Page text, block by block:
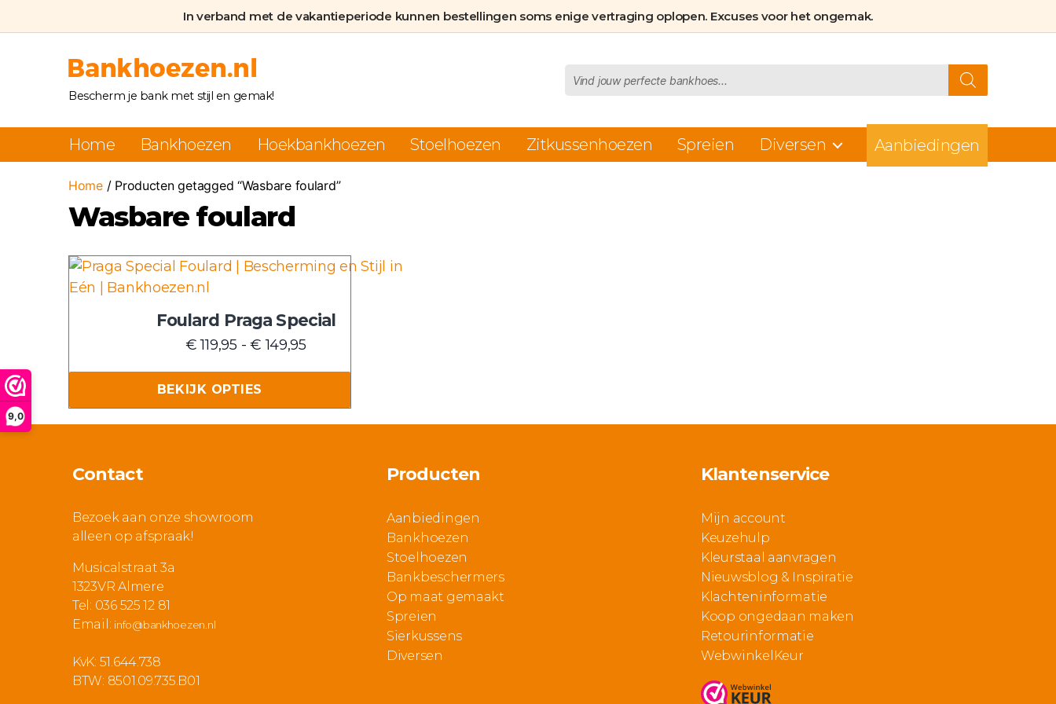
9,0
In verband met de vakantieperiode kunnen bestellingen soms enige vertraging oplopen. Excuses voor het ongemak.
Bankhoezen.nl
Bescherm je bank met stijl en gemak!
zoeken
Home Bankhoezen Hoekbankhoezen Stoelhoezen Zitkussenhoezen Spreien Diversen Aanbiedingen
Home/ Producten getagged “Wasbare foulard”
Wasbare foulard
Foulard Praga Special
€119,95 - € 149,95Prijsklasse:
€ 149,95
BEKIJK OPTIES
Dit
product
Deze
kan
op
productpagina
Contact
Bezoek aan onze showroom
alleen op afspraak!
Musicalstraat 3a
1323VR Almere
Tel: 036 525 12 81
Email: info@bankhoezen.nl
KvK: 51.644.738
BTW: 8501.09.735.B01
Producten
Aanbiedingen
Bankhoezen
Stoelhoezen
Bankbeschermers
Op maat gemaakt
Spreien
Sierkussens
Diversen
Klantenservice
Mijn account
Keuzehulp
Kleurstaal aanvragen
Nieuwsblog & Inspiratie
Klachteninformatie
Koop ongedaan maken
Retourinformatie
WebwinkelKeur